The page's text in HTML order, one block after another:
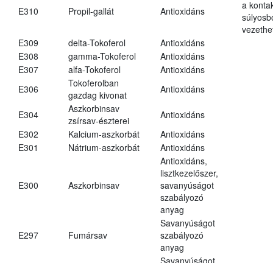
E310 Propil-gallát Antioxidáns
a
E309
delta-Tokoferol
Antioxidáns
E308
gamma-Tokoferol
Antioxidáns
E307
alfa-Tokoferol
Antioxidáns
E306
Tokoferolban
gazdag kivonat
Antioxidáns
E304
Aszkorbinsav
zsírsav-észterei
Antioxidáns
E302
Kalcium-aszkorbát
Antioxidáns
E301
Nátrium-aszkorbát Antioxidáns
E300 Aszkorbinsav
Antioxidáns,
lisztkezelőszer,
savanyúságot
szabályozó
anyag
E297 Fumársav
Savanyúságot
szabályozó
anyag
Savanyúságot